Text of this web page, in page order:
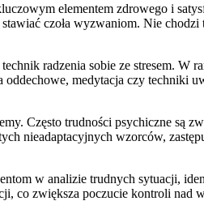
elementem zdrowego i
czoła wyzwaniom. Nie
radzenia sobie ze stresem. W
medytacja czy techniki
Często trudności psychiczne są
nieadaptacyjnych wzorców,
w analizie trudnych sytuacji,
co zwiększa poczucie kontroli nad